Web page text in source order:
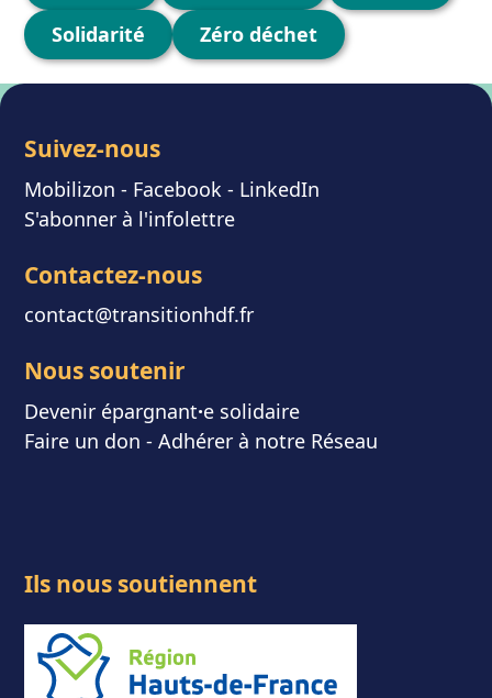
Solidarité
Zéro déchet
Suivez-nous
Mobilizon - Facebook - LinkedIn
S'abonner à l'infolettre
Contactez-nous
contact@transitionhdf.fr
Nous soutenir
Devenir épargnant⸱e solidaire
Faire un don - Adhérer à notre Réseau
Ils nous soutiennent